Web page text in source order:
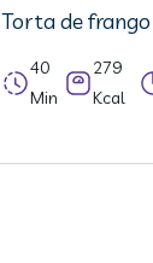
Torta de frango
40
Min
279
Kcal